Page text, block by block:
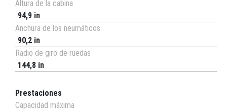
Altura de la cabina
94,9 in
Anchura de los neumáticos
90,2 in
Radio de giro de ruedas
144,8 in
Prestaciones
Capacidad máxima